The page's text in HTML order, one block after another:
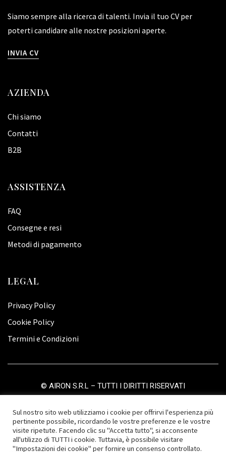
Siamo sempre alla ricerca di talenti. Invia il tuo CV per
poterti candidare alle nostre posizioni aperte.
INVIA CV
AZIENDA
Chi siamo
Contatti
B2B
ASSISTENZA
FAQ
Consegne e resi
Metodi di pagamento
LEGAL
Privacy Policy
Cookie Policy
Termini e Condizioni
© AIRON S.R.L – TUTTI I DIRITTI RISERVATI
Sul nostro sito web utilizziamo i cookie per offrirvi l'esperienza più
pertinente possibile, ricordando le vostre preferenze e le vostre
visite ripetute. Facendo clic su "Accetta tutto", si acconsente
all'utilizzo di TUTTI i cookie. Tuttavia, è possibile visitare
"Impostazioni dei cookie" per fornire un consenso controllato.